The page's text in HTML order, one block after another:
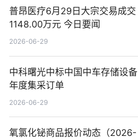
普昂医疗6月29日大宗交易成交
1148.00万元 今日要闻
2026-06-29
中科曙光中标中国中车存储设备
年度集采订单
2026-06-29
氧氯化铋商品报价动态（2026-